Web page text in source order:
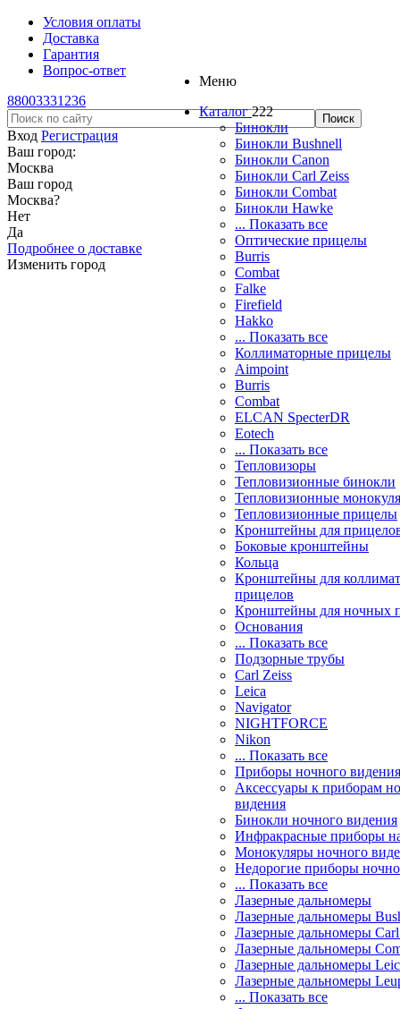
Условия оплаты
Доставка
Гарантия
Вопрос-ответ
88003331236
Вход Регистрация
Ваш город:
Москва
Ваш город
Москва?
Нет
Да
Подробнее о доставке
Изменить город
Меню
Каталог 222
Бинокли
Бинокли Bushnell
Бинокли Canon
Бинокли Carl Zeiss
Бинокли Combat
Бинокли Hawke
... Показать все
Оптические прицелы
Burris
Combat
Falke
Firefield
Hakko
... Показать все
Коллиматорные прицелы
Aimpoint
Burris
Combat
ELCAN SpecterDR
Eotech
... Показать все
Тепловизоры
Тепловизионные бинокли
Тепловизионные
Тепловизионные прицелы
Кронштейны для
Боковые кронштейны
Кольца
Кронштейны для
прицелов
Кронштейны для ночных
Основания
... Показать все
Подзорные трубы
Carl Zeiss
Leica
Navigator
NIGHTFORCE
Nikon
... Показать все
Приборы ночного видения
Аксессуары к приборам
видения
Бинокли ночного видения
Инфракрасные приборы
Монокуляры ночного
Недорогие приборы
... Показать все
Лазерные дальномеры
Лазерные дальномеры
Лазерные дальномеры
Лазерные дальномеры
Лазерные дальномеры
Лазерные дальномеры
... Показать все